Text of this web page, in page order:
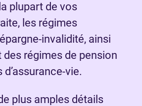
plupart de vos
les régimes
invalidité, ainsi
des régimes de pension
vie.
plus amples détails